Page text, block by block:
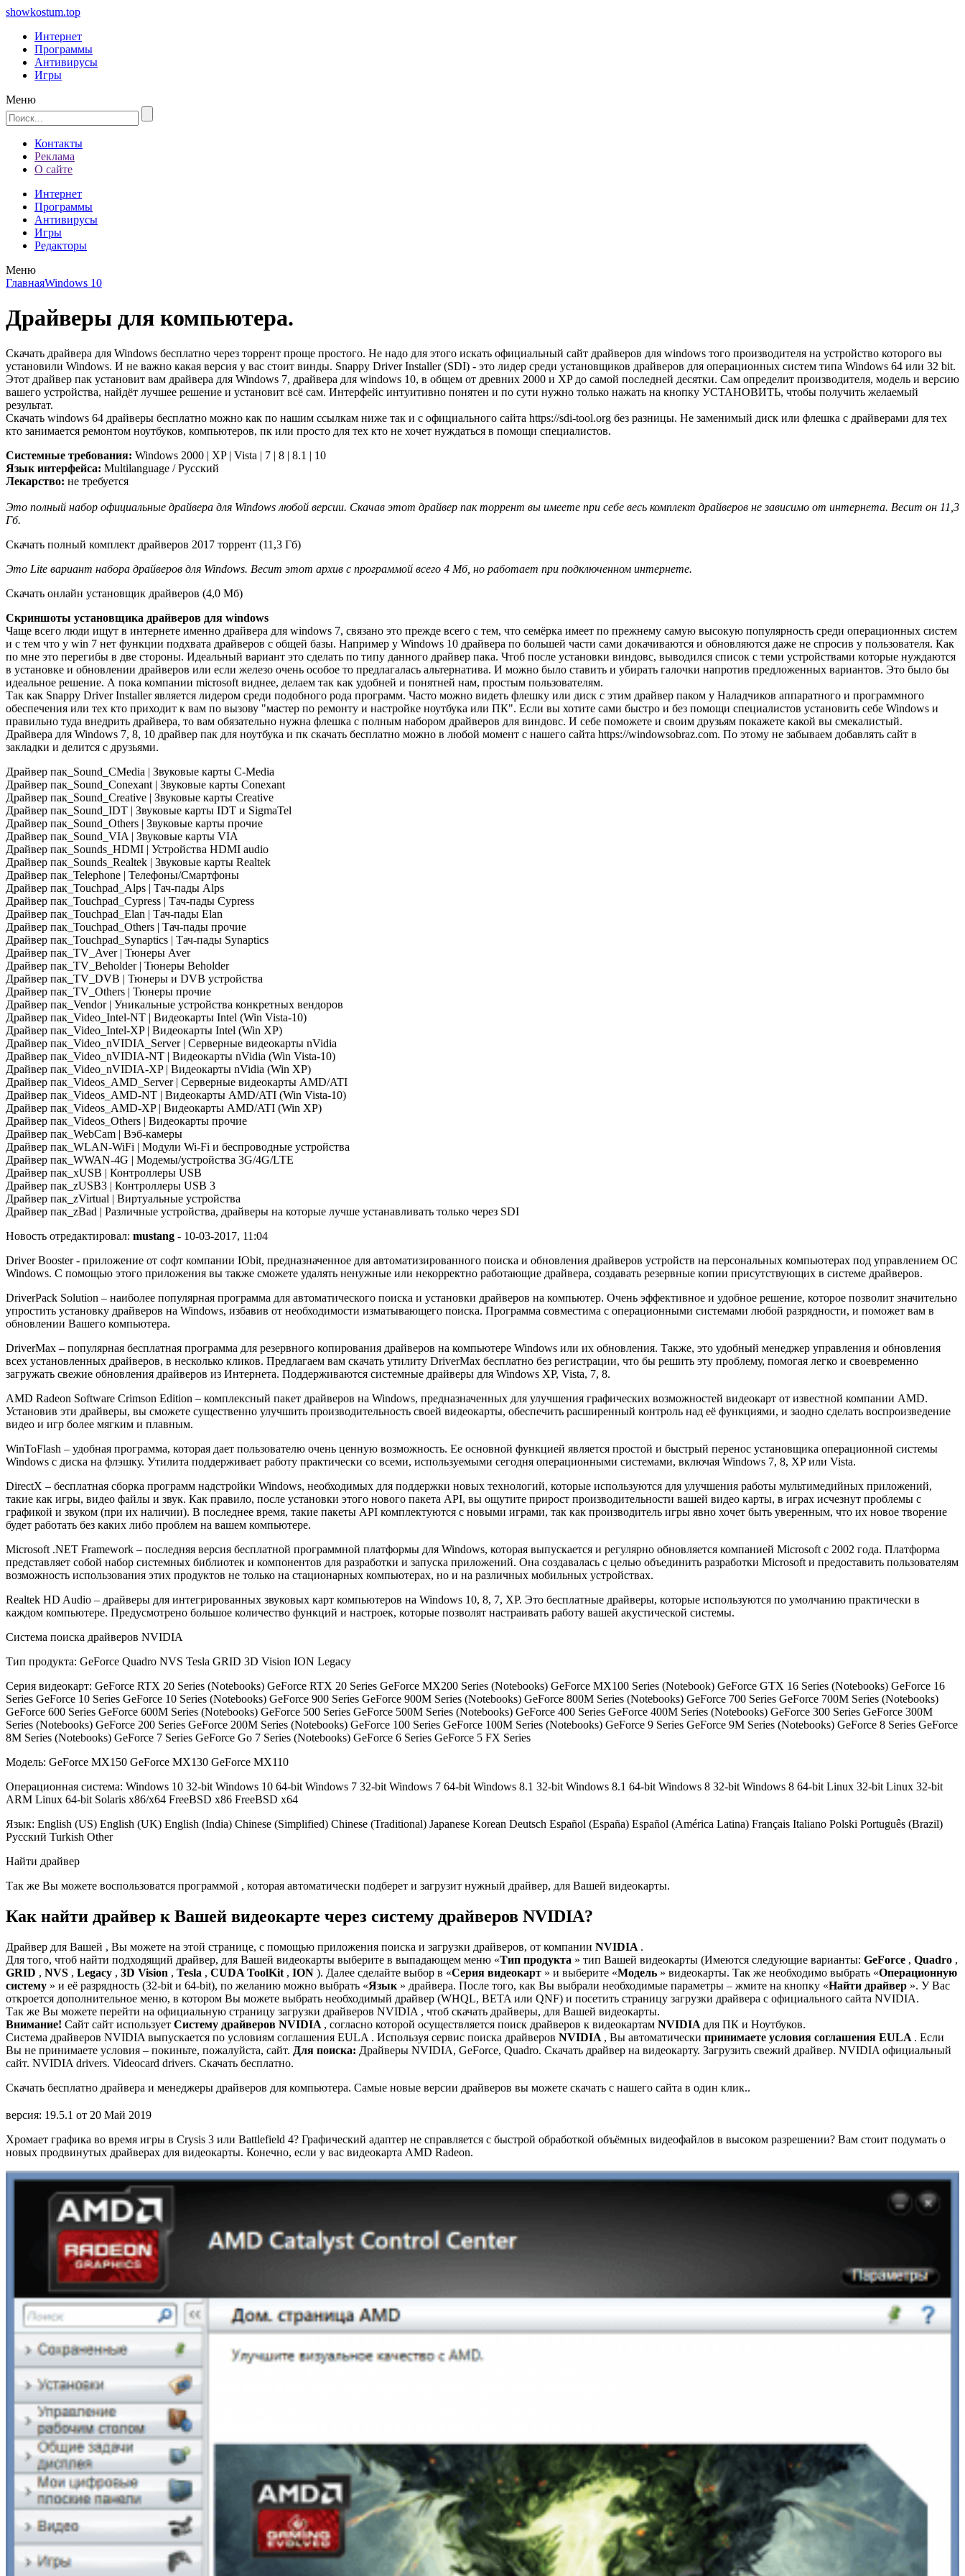
showkostum.top
Интернет
Программы
Антивирусы
Игры
Меню
Контакты
Реклама
О сайте
Интернет
Программы
Антивирусы
Игры
Редакторы
Меню
ГлавнаяWindows 10
Драйверы для компьютера.
Скачать драйвера для Windows бесплатно через торрент проще простого. Не надо для этого искать официальный сайт драйверов для windows того производителя на устройство которого вы
установили Windows. И не важно какая версия у вас стоит винды. Snappy Driver Installer (SDI) - это лидер среди установщиков драйверов для операционных систем типа Windows 64 или 32 bit.
Этот драйвер пак установит вам драйвера для Windows 7, драйвера для windows 10, в общем от древних 2000 и XP до самой последней десятки. Сам определит производителя, модель и версию
вашего устройства, найдёт лучшее решение и установит всё сам. Интерфейс интуитивно понятен и по сути нужно только нажать на кнопку УСТАНОВИТЬ, чтобы получить желаемый
результат.
Скачать windows 64 драйверы бесплатно можно как по нашим ссылкам ниже так и с официального сайта https://sdi-tool.org без разницы. Не заменимый диск или флешка с драйверами для тех
кто занимается ремонтом ноутбуков, компьютеров, пк или просто для тех кто не хочет нуждаться в помощи специалистов.
Системные требования: Windows 2000 | XP | Vista | 7 | 8 | 8.1 | 10
Язык интерфейса: Multilanguage / Русский
Лекарство: не требуется
Это полный набор официальные драйвера для Windows любой версии. Скачав этот драйвер пак торрент вы имеете при себе весь комплект драйверов не зависимо от интернета. Весит он 11,3
Гб.
Cкачать полный комплект драйверов 2017 торрент (11,3 Гб)
Это Lite вариант набора драйверов для Windows. Весит этот архив с программой всего 4 Мб, но работает при подключенном интернете.
Cкачать онлайн установщик драйверов (4,0 Мб)
Скриншоты установщика драйверов для windows
Чаще всего люди ищут в интернете именно драйвера для windows 7, связано это прежде всего с тем, что семёрка имеет по прежнему самую высокую популярность среди операционных систем
и с тем что у win 7 нет функции подхвата драйверов с общей базы. Например у Windows 10 драйвера по большей части сами докачиваются и обновляются даже не спросив у пользователя. Как
по мне это перегибы в две стороны. Идеальный вариант это сделать по типу данного драйвер пака. Чтоб после установки виндовс, выводился список с теми устройствами которые нуждаются
в установке и обновлении драйверов или если железо очень особое то предлагалась альтернатива. И можно было ставить и убирать галочки напротив предложенных вариантов. Это было бы
идеальное решение. А пока компании microsoft виднее, делаем так как удобней и понятней нам, простым пользователям.
Так как Snappy Driver Installer является лидером среди подобного рода программ. Часто можно видеть флешку или диск с этим драйвер паком у Наладчиков аппаратного и программного
обеспечения или тех кто приходит к вам по вызову "мастер по ремонту и настройке ноутбука или ПК". Если вы хотите сами быстро и без помощи специалистов установить себе Windows и
правильно туда внедрить драйвера, то вам обязательно нужна флешка с полным набором драйверов для виндовс. И себе поможете и своим друзьям покажете какой вы смекалистый.
Драйвера для Windows 7, 8, 10 драйвер пак для ноутбука и пк скачать бесплатно можно в любой момент с нашего сайта https://windowsobraz.com. По этому не забываем добавлять сайт в
закладки и делится с друзьями.
Драйвер пак_Sound_CMedia | Звуковые карты C-Media
Драйвер пак_Sound_Conexant | Звуковые карты Conexant
Драйвер пак_Sound_Creative | Звуковые карты Creative
Драйвер пак_Sound_IDT | Звуковые карты IDT и SigmaTel
Драйвер пак_Sound_Others | Звуковые карты прочие
Драйвер пак_Sound_VIA | Звуковые карты VIA
Драйвер пак_Sounds_HDMI | Устройства HDMI audio
Драйвер пак_Sounds_Realtek | Звуковые карты Realtek
Драйвер пак_Telephone | Телефоны/Смартфоны
Драйвер пак_Touchpad_Alps | Тач-пады Alps
Драйвер пак_Touchpad_Cypress | Тач-пады Cypress
Драйвер пак_Touchpad_Elan | Тач-пады Elan
Драйвер пак_Touchpad_Others | Тач-пады прочие
Драйвер пак_Touchpad_Synaptics | Тач-пады Synaptics
Драйвер пак_TV_Aver | Тюнеры Aver
Драйвер пак_TV_Beholder | Тюнеры Beholder
Драйвер пак_TV_DVB | Тюнеры и DVB устройства
Драйвер пак_TV_Others | Тюнеры прочие
Драйвер пак_Vendor | Уникальные устройства конкретных вендоров
Драйвер пак_Video_Intel-NT | Видеокарты Intel (Win Vista-10)
Драйвер пак_Video_Intel-XP | Видеокарты Intel (Win XP)
Драйвер пак_Video_nVIDIA_Server | Серверные видеокарты nVidia
Драйвер пак_Video_nVIDIA-NT | Видеокарты nVidia (Win Vista-10)
Драйвер пак_Video_nVIDIA-XP | Видеокарты nVidia (Win XP)
Драйвер пак_Videos_AMD_Server | Серверные видеокарты AMD/ATI
Драйвер пак_Videos_AMD-NT | Видеокарты AMD/ATI (Win Vista-10)
Драйвер пак_Videos_AMD-XP | Видеокарты AMD/ATI (Win XP)
Драйвер пак_Videos_Others | Видеокарты прочие
Драйвер пак_WebCam | Вэб-камеры
Драйвер пак_WLAN-WiFi | Модули Wi-Fi и беспроводные устройства
Драйвер пак_WWAN-4G | Модемы/устройства 3G/4G/LTE
Драйвер пак_xUSB | Контроллеры USB
Драйвер пак_zUSB3 | Контроллеры USB 3
Драйвер пак_zVirtual | Виртуальные устройства
Драйвер пак_zBad | Различные устройства, драйверы на которые лучше устанавливать только через SDI
Новость отредактировал: mustang - 10-03-2017, 11:04
Driver Booster - приложение от софт компании IObit, предназначенное для автоматизированного поиска и обновления драйверов устройств на персональных компьютерах под управлением ОС
Windows. С помощью этого приложения вы также сможете удалять ненужные или некорректно работающие драйвера, создавать резервные копии присутствующих в системе драйверов.
DriverPack Solution – наиболее популярная программа для автоматического поиска и установки драйверов на компьютер. Очень эффективное и удобное решение, которое позволит значительно
упростить установку драйверов на Windows, избавив от необходимости изматывающего поиска. Программа совместима с операционными системами любой разрядности, и поможет вам в
обновлении Вашего компьютера.
DriverMax – популярная бесплатная программа для резервного копирования драйверов на компьютере Windows или их обновления. Также, это удобный менеджер управления и обновления
всех установленных драйверов, в несколько кликов. Предлагаем вам скачать утилиту DriverMax бесплатно без регистрации, что бы решить эту проблему, помогая легко и своевременно
загружать свежие обновления драйверов из Интернета. Поддерживаются системные драйверы для Windows XP, Vista, 7, 8.
AMD Radeon Software Crimson Edition – комплексный пакет драйверов на Windows, предназначенных для улучшения графических возможностей видеокарт от известной компании AMD.
Установив эти драйверы, вы сможете существенно улучшить производительность своей видеокарты, обеспечить расширенный контроль над её функциями, и заодно сделать воспроизведение
видео и игр более мягким и плавным.
WinToFlash – удобная программа, которая дает пользователю очень ценную возможность. Ее основной функцией является простой и быстрый перенос установщика операционной системы
Windows с диска на флэшку. Утилита поддерживает работу практически со всеми, используемыми сегодня операционными системами, включая Windows 7, 8, XP или Vista.
DirectX – бесплатная сборка программ надстройки Windows, необходимых для поддержки новых технологий, которые используются для улучшения работы мультимедийных приложений,
такие как игры, видео файлы и звук. Как правило, после установки этого нового пакета API, вы ощутите прирост производительности вашей видео карты, в играх исчезнут проблемы с
графикой и звуком (при их наличии). В последнее время, такие пакеты API комплектуются с новыми играми, так как производитель игры явно хочет быть уверенным, что их новое творение
будет работать без каких либо проблем на вашем компьютере.
Microsoft .NET Framework – последняя версия бесплатной программной платформы для Windows, которая выпускается и регулярно обновляется компанией Microsoft с 2002 года. Платформа
представляет собой набор системных библиотек и компонентов для разработки и запуска приложений. Она создавалась с целью объединить разработки Microsoft и предоставить пользователям
возможность использования этих продуктов не только на стационарных компьютерах, но и на различных мобильных устройствах.
Realtek HD Audio – драйверы для интегрированных звуковых карт компьютеров на Windows 10, 8, 7, XP. Это бесплатные драйверы, которые используются по умолчанию практически в
каждом компьютере. Предусмотрено большое количество функций и настроек, которые позволят настраивать работу вашей акустической системы.
Система поиска драйверов NVIDIA
Тип продукта: GeForce Quadro NVS Tesla GRID 3D Vision ION Legacy
Серия видеокарт: GeForce RTX 20 Series (Notebooks) GeForce RTX 20 Series GeForce MX200 Series (Notebooks) GeForce MX100 Series (Notebook) GeForce GTX 16 Series (Notebooks) GeForce 16
Series GeForce 10 Series GeForce 10 Series (Notebooks) GeForce 900 Series GeForce 900M Series (Notebooks) GeForce 800M Series (Notebooks) GeForce 700 Series GeForce 700M Series (Notebooks)
GeForce 600 Series GeForce 600M Series (Notebooks) GeForce 500 Series GeForce 500M Series (Notebooks) GeForce 400 Series GeForce 400M Series (Notebooks) GeForce 300 Series GeForce 300M
Series (Notebooks) GeForce 200 Series GeForce 200M Series (Notebooks) GeForce 100 Series GeForce 100M Series (Notebooks) GeForce 9 Series GeForce 9M Series (Notebooks) GeForce 8 Series GeForce
8M Series (Notebooks) GeForce 7 Series GeForce Go 7 Series (Notebooks) GeForce 6 Series GeForce 5 FX Series
Модель: GeForce MX150 GeForce MX130 GeForce MX110
Операционная система: Windows 10 32-bit Windows 10 64-bit Windows 7 32-bit Windows 7 64-bit Windows 8.1 32-bit Windows 8.1 64-bit Windows 8 32-bit Windows 8 64-bit Linux 32-bit Linux 32-bit
ARM Linux 64-bit Solaris x86/x64 FreeBSD x86 FreeBSD x64
Язык: English (US) English (UK) English (India) Chinese (Simplified) Chinese (Traditional) Japanese Korean Deutsch Español (España) Español (América Latina) Français Italiano Polski Português (Brazil)
Русский Turkish Other
Найти драйвер
Так же Вы можете воспользоватся программой , которая автоматически подберет и загрузит нужный драйвер, для Вашей видеокарты.
Как найти драйвер к Вашей видеокарте через систему драйверов NVIDIA?
Драйвер для Вашей , Вы можете на этой странице, с помощью приложения поиска и загрузки драйверов, от компании NVIDIA .
Для того, чтоб найти подходящий драйвер, для Вашей видеокарты выберите в выпадающем меню «Тип продукта » тип Вашей видеокарты (Имеются следующие варианты: GeForce , Quadro ,
GRID , NVS , Legacy , 3D Vision , Tesla , CUDA ToolKit , ION ). Далее сделайте выбор в «Серия видеокарт » и выберите «Модель » видеокарты. Так же необходимо выбрать «Операционную
систему » и её разрядность (32-bit и 64-bit), по желанию можно выбрать «Язык » драйвера. После того, как Вы выбрали необходимые параметры – жмите на кнопку «Найти драйвер ». У Вас
откроется дополнительное меню, в котором Вы можете выбрать необходимый драйвер (WHQL, BETA или QNF) и посетить страницу загрузки драйвера с официального сайта NVIDIA.
Так же Вы можете перейти на официальную страницу загрузки драйверов NVIDIA , чтоб скачать драйверы, для Вашей видеокарты.
Внимание! Сайт сайт использует Систему драйверов NVIDIA , согласно которой осуществляется поиск драйверов к видеокартам NVIDIA для ПК и Ноутбуков.
Система драйверов NVIDIA выпускается по условиям соглашения EULA . Используя сервис поиска драйверов NVIDIA , Вы автоматически принимаете условия соглашения EULA . Если
Вы не принимаете условия – покиньте, пожалуйста, сайт. Для поиска: Драйверы NVIDIA, GeForce, Quadro. Скачать драйвер на видеокарту. Загрузить свежий драйвер. NVIDIA официальный
сайт. NVIDIA drivers. Videocard drivers. Скачать бесплатно.
Скачать бесплатно драйвера и менеджеры драйверов для компьютера. Самые новые версии драйверов вы можете скачать с нашего сайта в один клик..
версия: 19.5.1 от 20 Май 2019
Хромает графика во время игры в Crysis 3 или Battlefield 4? Графический адаптер не справляется с быстрой обработкой объёмных видеофайлов в высоком разрешении? Вам стоит подумать о
новых продвинутых драйверах для видеокарты. Конечно, если у вас видеокарта AMD Radeon.